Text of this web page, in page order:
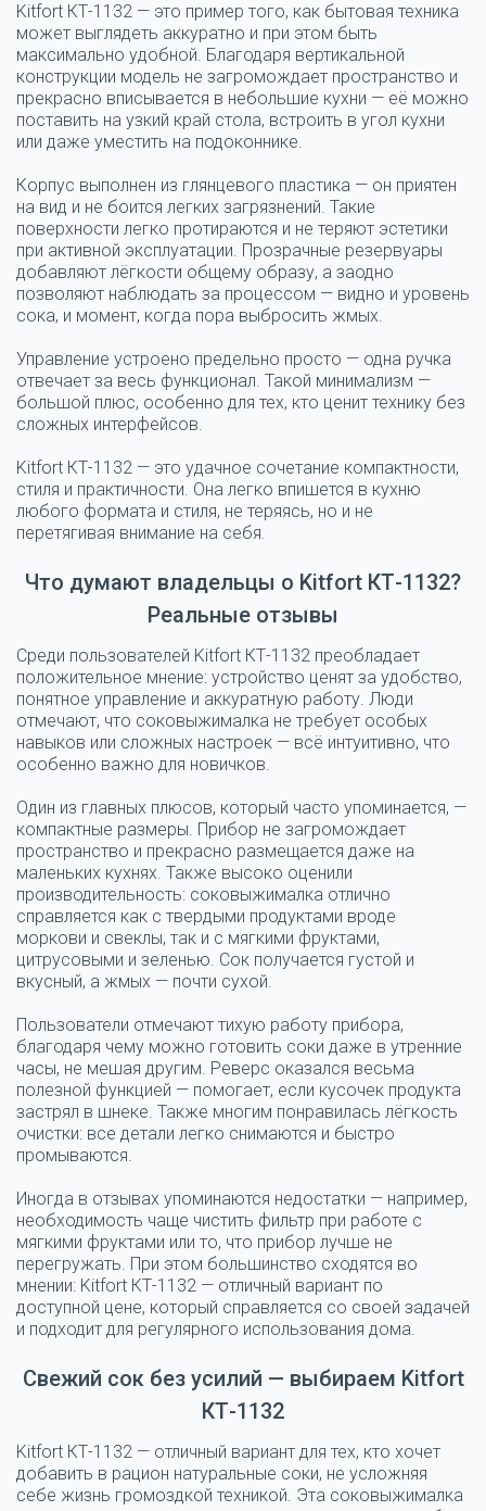
Kitfort КТ-1132 — это пример того, как бытовая техника
может выглядеть аккуратно и при этом быть
максимально удобной. Благодаря вертикальной
конструкции модель не загромождает пространство и
прекрасно вписывается в небольшие кухни — её можно
поставить на узкий край стола, встроить в угол кухни
или даже уместить на подоконнике.
Корпус выполнен из глянцевого пластика — он приятен
на вид и не боится легких загрязнений. Такие
поверхности легко протираются и не теряют эстетики
при активной эксплуатации. Прозрачные резервуары
добавляют лёгкости общему образу, а заодно
позволяют наблюдать за процессом — видно и уровень
сока, и момент, когда пора выбросить жмых.
Управление устроено предельно просто — одна ручка
отвечает за весь функционал. Такой минимализм —
большой плюс, особенно для тех, кто ценит технику без
сложных интерфейсов.
Kitfort КТ-1132 — это удачное сочетание компактности,
стиля и практичности. Она легко впишется в кухню
любого формата и стиля, не теряясь, но и не
перетягивая внимание на себя.
Что думают владельцы о Kitfort КТ-1132?
Реальные отзывы
Среди пользователей Kitfort КТ-1132 преобладает
положительное мнение: устройство ценят за удобство,
понятное управление и аккуратную работу. Люди
отмечают, что соковыжималка не требует особых
навыков или сложных настроек — всё интуитивно, что
особенно важно для новичков.
Один из главных плюсов, который часто упоминается, —
компактные размеры. Прибор не загромождает
пространство и прекрасно размещается даже на
маленьких кухнях. Также высоко оценили
производительность: соковыжималка отлично
справляется как с твердыми продуктами вроде
моркови и свеклы, так и с мягкими фруктами,
цитрусовыми и зеленью. Сок получается густой и
вкусный, а жмых — почти сухой.
Пользователи отмечают тихую работу прибора,
благодаря чему можно готовить соки даже в утренние
часы, не мешая другим. Реверс оказался весьма
полезной функцией — помогает, если кусочек продукта
застрял в шнеке. Также многим понравилась лёгкость
очистки: все детали легко снимаются и быстро
промываются.
Иногда в отзывах упоминаются недостатки — например,
необходимость чаще чистить фильтр при работе с
мягкими фруктами или то, что прибор лучше не
перегружать. При этом большинство сходятся во
мнении: Kitfort КТ-1132 — отличный вариант по
доступной цене, который справляется со своей задачей
и подходит для регулярного использования дома.
Свежий сок без усилий — выбираем Kitfort
КТ-1132
Kitfort КТ-1132 — отличный вариант для тех, кто хочет
добавить в рацион натуральные соки, не усложняя
себе жизнь громоздкой техникой. Эта соковыжималка